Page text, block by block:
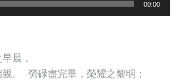
00:00
晨，
。 勞碌盡完畢，榮耀之黎明；